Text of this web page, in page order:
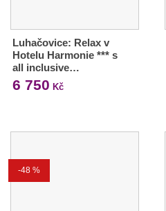
Luhačovice: Relax v
Hotelu Harmonie *** s
all inclusive…
6 750 Kč
-48 %